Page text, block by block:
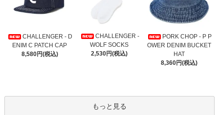
CHALLENGER - D
ENIM C PATCH CAP
8,580円(税込)
CHALLENGER -
WOLF SOCKS
2,530円(税込)
PORK CHOP - P P
OWER DENIM BUCKET
HAT
8,360円(税込)
もっと見る